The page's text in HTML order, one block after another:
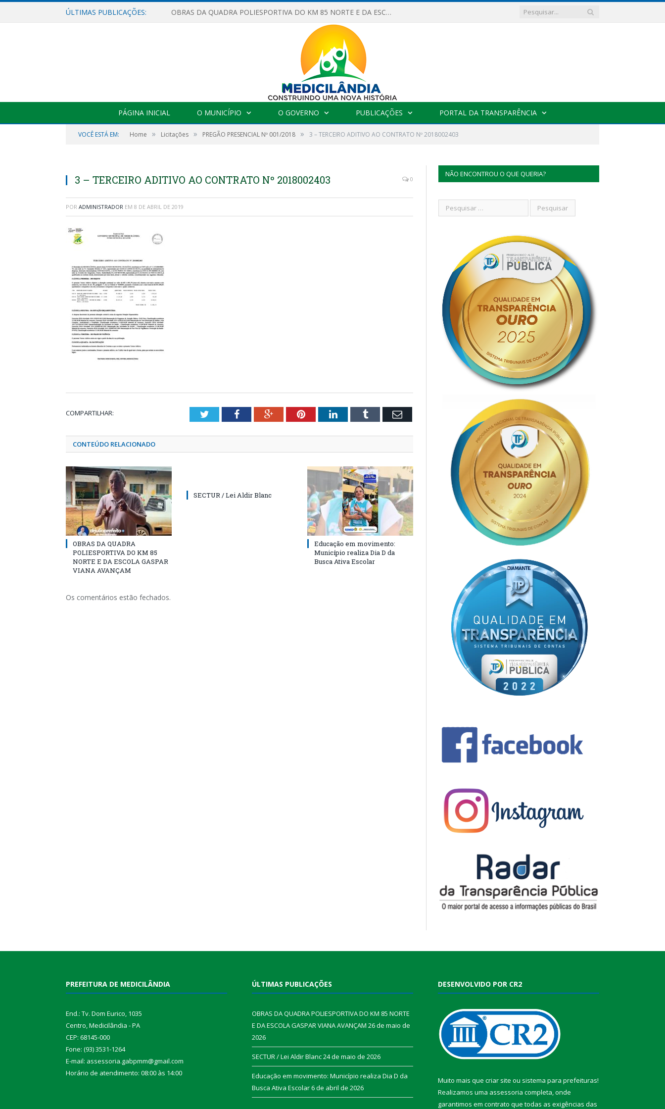
ÚLTIMAS PUBLICAÇÕES: OBRAS DA QUADRA POLIESPORTIVA DO KM 85 NORTE E DA ESCOLA GASPAR VIANA AVANÇAM
PÁGINA INICIAL O MUNICÍPIO O GOVERNO PUBLICAÇÕES PORTAL DA TRANSPARÊNCIA
VOCÊ ESTÁ EM: Home » Licitações » PREGÃO PRESENCIAL Nº 001/2018 » 3 – TERCEIRO ADITIVO AO CONTRATO Nº 2018002403
3 – TERCEIRO ADITIVO AO CONTRATO Nº 2018002403 0
POR ADMINISTRADOR EM 8 DE ABRIL DE 2019
COMPARTILHAR: TwitterFacebookGoogle+PinterestLinkedInTumblr Email
CONTEÚDO RELACIONADO
OBRAS DA QUADRA
POLIESPORTIVA DO KM 85
NORTE E DA ESCOLA GASPAR
VIANA AVANÇAM
SECTUR / Lei Aldir Blanc
Educação em movimento:
Município realiza Dia D da
Busca Ativa Escolar
Os comentários estão fechados.
NÃO ENCONTROU O QUE QUERIA?
PREFEITURA DE MEDICILÂNDIA
End.: Tv. Dom Eurico, 1035
Centro, Medicilândia - PA
CEP: 68145-000
Fone: (93) 3531-1264
E-mail: assessoria.gabpmm@gmail.com
Horário de atendimento: 08:00 às 14:00
ÚLTIMAS PUBLICAÇÕES
OBRAS DA QUADRA POLIESPORTIVA DO KM 85 NORTE
E DA ESCOLA GASPAR VIANA AVANÇAM 26 de maio de
2026
SECTUR / Lei Aldir Blanc24 de maio de 2026
Educação em movimento: Município realiza Dia D da
Busca Ativa Escolar6 de abril de 2026
DESENVOLVIDO POR CR2
Muito mais que criar site ou sistema para prefeituras!
Realizamos uma assessoria completa, onde
garantimos em contrato que todas as exigências das